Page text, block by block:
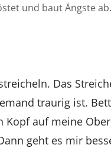
und baut Ängste ab.
Das
traurig ist.
Kopf auf meine
geht es mir